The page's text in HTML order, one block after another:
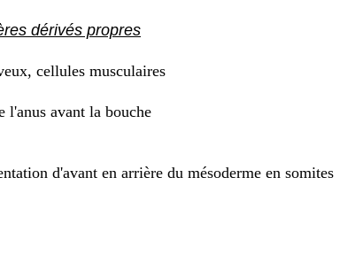
dérivés propres
cellules musculaires
l'anus avant la bouche
d'avant en arrière du mésoderme en somites